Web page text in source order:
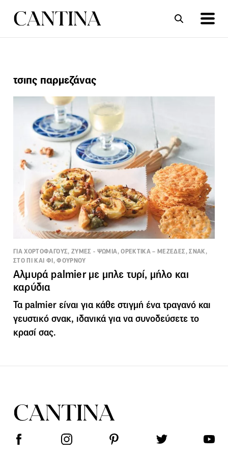
ΣΥΝΤΑΓΕΣ
τσιπς παρμεζάνας
ΓΙΑ ΧΟΡΤΟΦΑΓΟΥΣ, ΖΥΜΕΣ - ΨΩΜΙΑ, ΟΡΕΚΤΙΚΑ – ΜΕΖΕΔΕΣ, ΣΝΑΚ,
ΣΤΟ ΠΙ ΚΑΙ ΦΙ, ΦΟΥΡΝΟΥ
Αλμυρά palmier με μπλε τυρί, μήλο και
καρύδια
Τα palmier είναι για κάθε στιγμή ένα τραγανό και
γευστικό σνακ, ιδανικά για να συνοδεύσετε το
κρασί σας.